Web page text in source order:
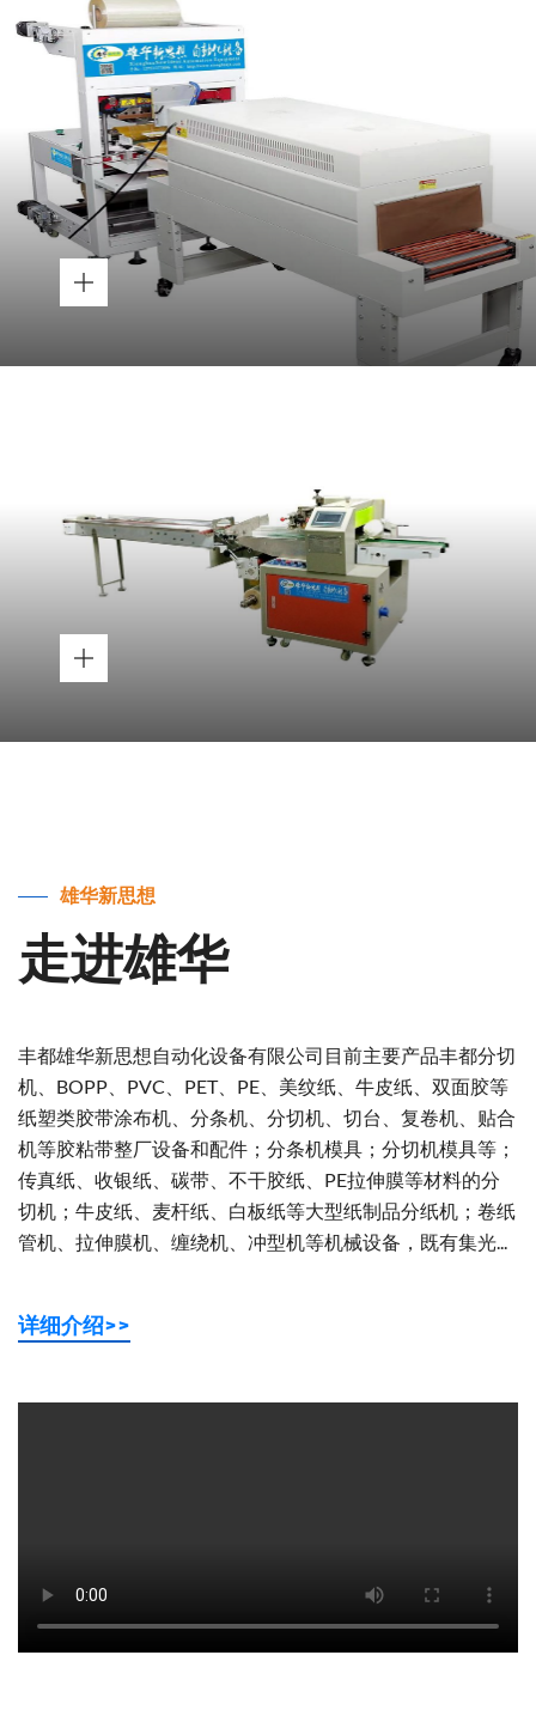
雄华新思想
走进雄华
丰都雄华新思想自动化设备有限公司目前主要产品丰都分切
机、BOPP、PVC、PET、PE、美纹纸、牛皮纸、双面胶等
纸塑类胶带涂布机、分条机、分切机、切台、复卷机、贴合
机等胶粘带整厂设备和配件；分条机模具；分切机模具等；
传真纸、收银纸、碳带、不干胶纸、PE拉伸膜等材料的分
切机；牛皮纸、麦杆纸、白板纸等大型纸制品分纸机；卷纸
管机、拉伸膜机、缠绕机、冲型机等机械设备，既有集光...
详细介绍>>